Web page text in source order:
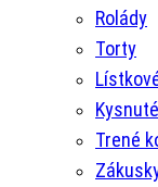
Rolády
Torty
Trené